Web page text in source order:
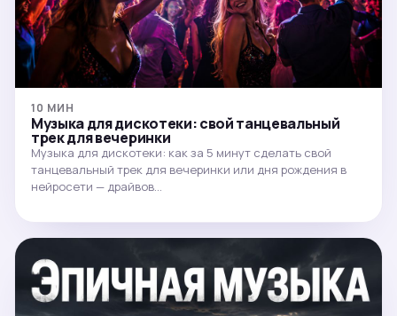
10 МИН
Музыка для дискотеки: свой танцевальный
трек для вечеринки
Музыка для дискотеки: как за 5 минут сделать свой
танцевальный трек для вечеринки или дня рождения в
нейросети — драйвов…